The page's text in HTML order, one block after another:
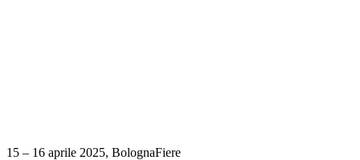
15 – 16 aprile 2025, BolognaFiere